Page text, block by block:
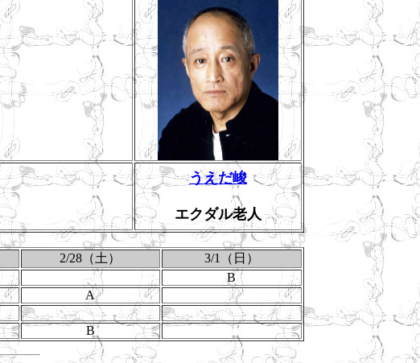
うえだ峻
エクダル老人
2/28（土）
3/1（日）
B
A
B